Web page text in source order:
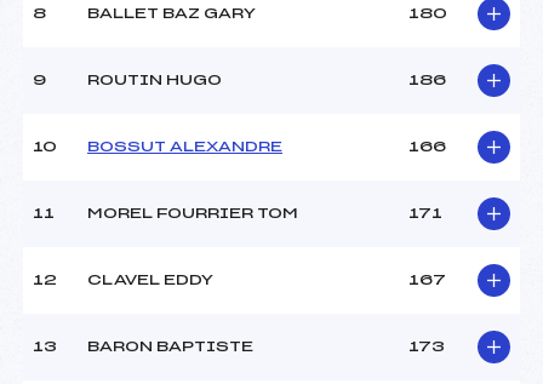
8 BALLET BAZ GARY 180
9 ROUTIN HUGO 186
10 BOSSUT ALEXANDRE 166
11 MOREL FOURRIER TOM 171
12 CLAVEL EDDY 167
13 BARON BAPTISTE 173